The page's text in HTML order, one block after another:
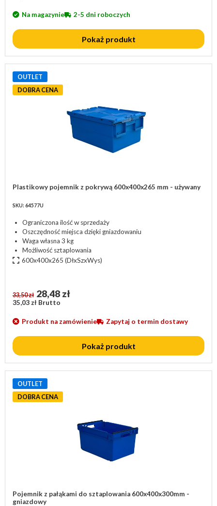
Na magazynie 2-5 dni roboczych
Pokaż produkt
OUTLET
DOBRA CENA
Plastikowy pojemnik z pokrywą 600x400x265 mm - używany
SKU: 64577U
Ograniczona ilość w sprzedaży
Oszczędność miejsca dzięki gniazdowaniu
Waga własna 3 kg
Możliwość sztaplowania
600x400x265 (DłxSzxWys)
33,50 zł 28,48 zł
35,03 zł Brutto
Produkt na zamówienie Zapytaj o termin dostawy
Pokaż produkt
OUTLET
DOBRA CENA
Pojemnik z pałąkami do sztaplowania 600x400x300mm -
gniazdowy